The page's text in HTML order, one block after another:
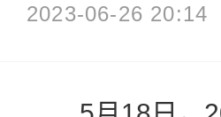
2023-06-26 20:14